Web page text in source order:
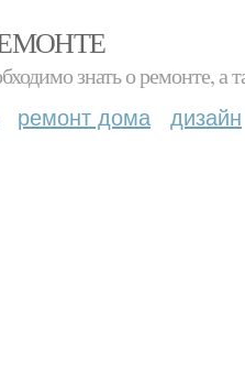
знать о ремонте,
ремонт дома дизайн